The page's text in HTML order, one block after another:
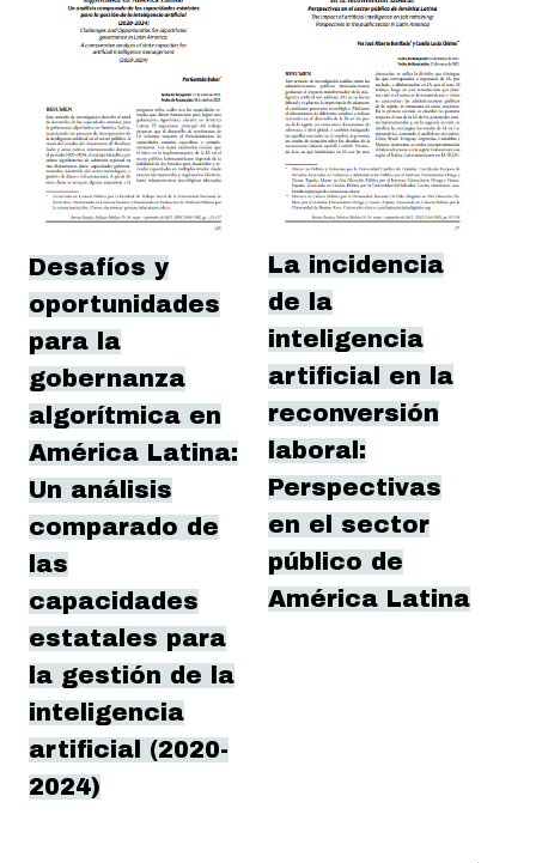
Desafíos y
oportunidades
para la
gobernanza
algorítmica en
América Latina:
Un análisis
comparado de
las
capacidades
estatales para
la gestión de la
inteligencia
artificial (2020-
2024)
La incidencia
de la
inteligencia
artificial en la
reconversión
laboral:
Perspectivas
en el sector
público de
América Latina